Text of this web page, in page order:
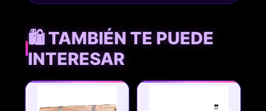
🛍️ TAMBIÉN TE PUEDE
INTERESAR